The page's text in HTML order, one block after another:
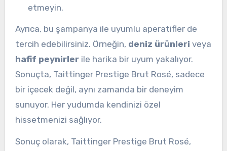
etmeyin.
Ayrıca, bu şampanya ile uyumlu aperatifler de
tercih edebilirsiniz. Örneğin, deniz ürünleri veya
hafif peynirlerile harika bir uyum yakalıyor.
Sonuçta, Taittinger Prestige Brut Rosé, sadece
bir içecek değil, aynı zamanda bir deneyim
sunuyor. Her yudumda kendinizi özel
hissetmenizi sağlıyor.
Sonuç olarak, Taittinger Prestige Brut Rosé,